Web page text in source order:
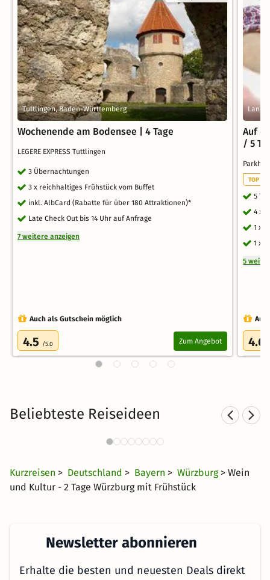
Tuttlingen, Baden-Württemberg
Wochenende am Bodensee | 4 Tage
LEGERE EXPRESS Tuttlingen
3 Übernachtungen
3 x reichhaltiges Frühstück vom Buffet
inkl. AlbCard (Rabatte für über 180 Attraktionen)*
Late Check Out bis 14 Uhr auf Anfrage
7 weitere anzeigen
Auch als Gutschein möglich
4.5 /5.0 Zum Angebot
Auf
/ 5
TOP
5
4 x
1 x
1 x
5
4.6
Beliebteste Reiseideen
Städtereisen nach Würzburg
78 Angebote
Kurzreisen > Deutschland > Bayern > Würzburg > Wein
und Kultur - 2 Tage Würzburg mit Frühstück
Newsletter abonnieren
Erhalte die besten und neuesten Deals direkt